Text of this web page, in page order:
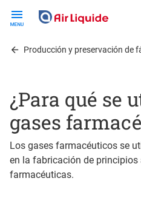
contentProducción y preservación de
¿Para qué se
gases
Los gases farmacéuticos se
en la fabricación de
farmacéuticas.